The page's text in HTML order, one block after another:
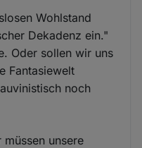
Wohlstand
Dekadenz ein."
Oder sollen wir uns
Fantasiewelt
noch
unsere